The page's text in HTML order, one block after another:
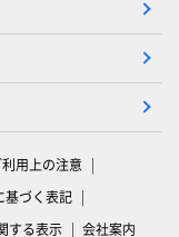
利用上の注意
基づく表記
する表示 会社案内